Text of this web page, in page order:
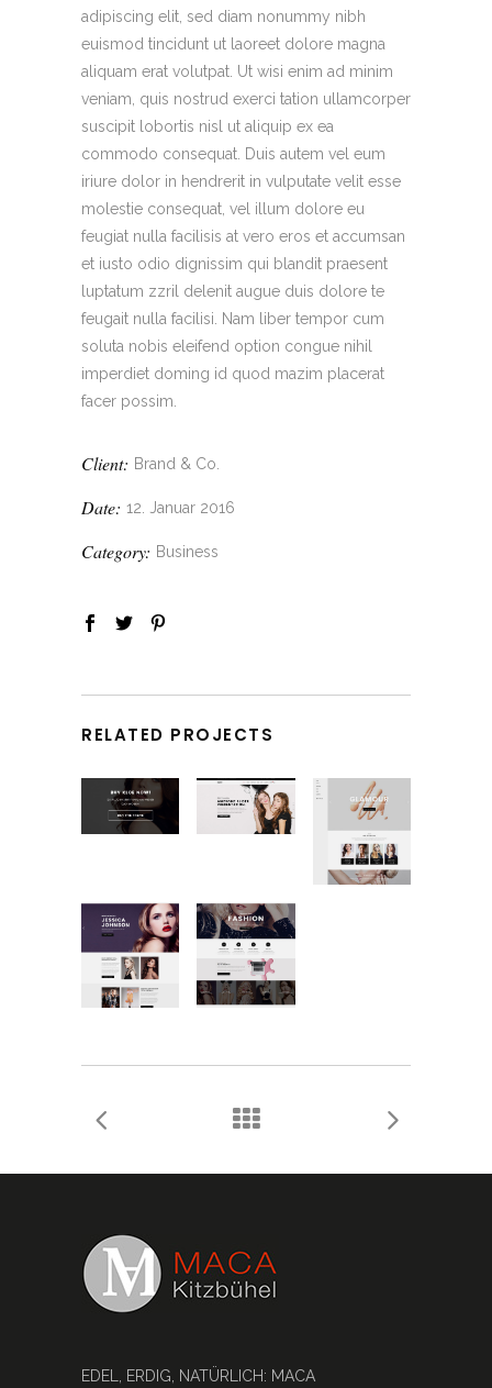
adipiscing elit, sed diam nonummy nibh
euismod tincidunt ut laoreet dolore magna
aliquam erat volutpat. Ut wisi enim ad minim
veniam, quis nostrud exerci tation ullamcorper
suscipit lobortis nisl ut aliquip ex ea
commodo consequat. Duis autem vel eum
iriure dolor in hendrerit in vulputate velit esse
molestie consequat, vel illum dolore eu
feugiat nulla facilisis at vero eros et accumsan
et iusto odio dignissim qui blandit praesent
luptatum zzril delenit augue duis dolore te
feugait nulla facilisi. Nam liber tempor cum
soluta nobis eleifend option congue nihil
imperdiet doming id quod mazim placerat
facer possim.
Client: Brand & Co.
Date: 12. Januar 2016
Category: Business
RELATED PROJECTS
EDEL, ERDIG, NATÜRLICH: MACA